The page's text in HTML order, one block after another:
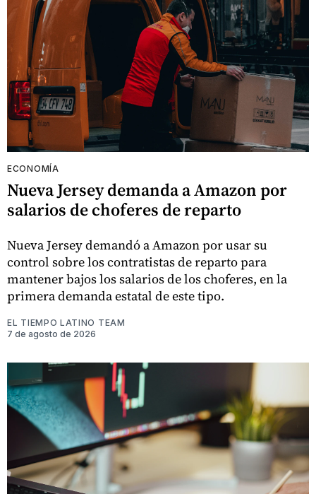
ECONOMÍA
Nueva Jersey demanda a Amazon por
salarios de choferes de reparto
Nueva Jersey demandó a Amazon por usar su
control sobre los contratistas de reparto para
mantener bajos los salarios de los choferes, en la
primera demanda estatal de este tipo.
EL TIEMPO LATINO TEAM
7 de agosto de 2026